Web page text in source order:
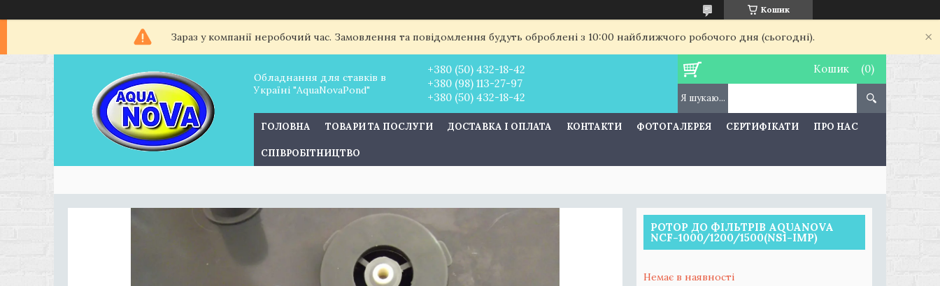
Кошик
Зараз у компанії неробочий час. Замовлення та повідомлення будуть оброблені з 10:00 найближчого робочого дня (сьогодні).
Обладнання для ставків в
Україні "AquaNovaPond"
+380 (50) 432-18-42
+380 (98) 113-27-97
+380 (50) 432-18-42
Кошик
ГОЛОВНА ТОВАРИ ТА ПОСЛУГИ ДОСТАВКА І ОПЛАТА КОНТАКТИ ФОТОГАЛЕРЕЯ СЕРТИФІКАТИ ПРО НАС
СПІВРОБІТНИЦТВО
РОТОР ДО ФІЛЬТРІВ AQUANOVA
NCF-1000/1200/1500(NS1-IMP)
Немає в наявності